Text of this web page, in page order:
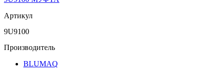
Артикул
9U9100
Производитель
BLUMAQ